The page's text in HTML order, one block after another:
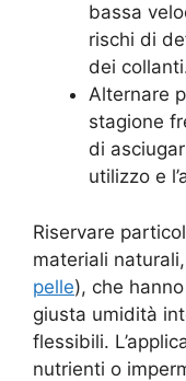
bassa
rischi di
dei
Alternare
stagione
di
utilizzo e
Riservare
materiali
pelle), che
giusta umidità
flessibili.
nutrienti o